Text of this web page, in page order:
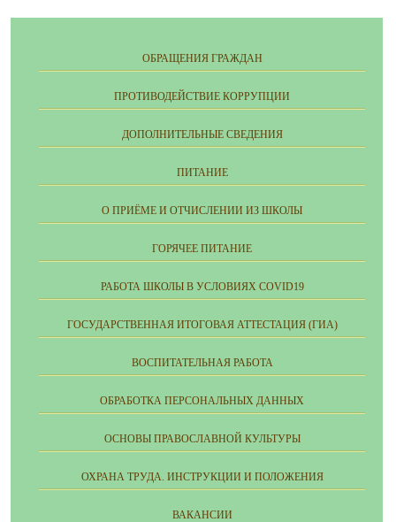
ОБРАЩЕНИЯ ГРАЖДАН
ПРОТИВОДЕЙСТВИЕ КОРРУПЦИИ
ДОПОЛНИТЕЛЬНЫЕ СВЕДЕНИЯ
ПИТАНИЕ
О ПРИЁМЕ И ОТЧИСЛЕНИИ ИЗ ШКОЛЫ
ГОРЯЧЕЕ ПИТАНИЕ
РАБОТА ШКОЛЫ В УСЛОВИЯХ COVID19
ГОСУДАРСТВЕННАЯ ИТОГОВАЯ АТТЕСТАЦИЯ (ГИА)
ВОСПИТАТЕЛЬНАЯ РАБОТА
ОБРАБОТКА ПЕРСОНАЛЬНЫХ ДАННЫХ
ОСНОВЫ ПРАВОСЛАВНОЙ КУЛЬТУРЫ
ОХРАНА ТРУДА. ИНСТРУКЦИИ И ПОЛОЖЕНИЯ
ВАКАНСИИ